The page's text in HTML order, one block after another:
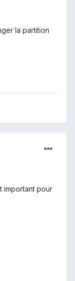
la partition
important pour